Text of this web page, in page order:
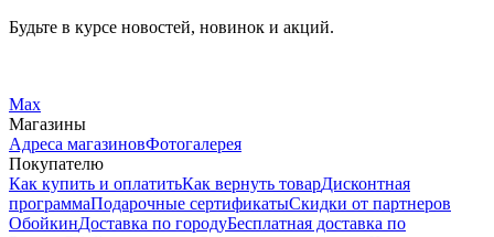
Будьте в курсе новостей, новинок и акций.
Max
Магазины
Адреса магазиновФотогалерея
Покупателю
Как купить и оплатитьКак вернуть товарДисконтная
программаПодарочные сертификатыСкидки от партнеров
ОбойкинДоставка по городуБесплатная доставка по